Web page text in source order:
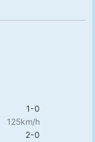
1-0
125km/h
2-0